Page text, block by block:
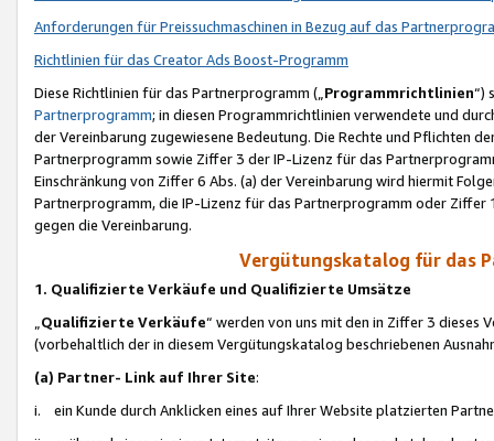
Anforderungen für Preissuchmaschinen in Bezug auf das
Richtlinien für das Creator Ads Boost-Programm
Diese Richtlinien für das Partnerprogramm („Programmrichtlinien“)
Partnerprogramm; in diesen Programmrichtlinien verwendete und
der Vereinbarung zugewiesene Bedeutung. Die Rechte und Pflichten
Partnerprogramm sowie Ziffer 3 der IP-Lizenz für das
Einschränkung von Ziffer 6 Abs. (a) der Vereinbarung wird hiermit
Partnerprogramm, die IP-Lizenz für das Partnerprogramm oder
gegen die Vereinbarung.
Vergütungskatalog für das
1. Qualifizierte Verkäufe und Qualifizierte Umsätze
Qualifizierte Verkäufe“ werden von uns mit den in Ziffer 3
(vorbehaltlich der in diesem Vergütungskatalog beschriebenen
(a) Partner- Link auf Ihrer Site:
i. ein Kunde durch Anklicken eines auf Ihrer Website platzierten